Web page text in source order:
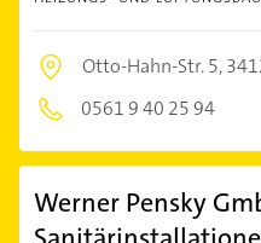
Otto-Hahn-Str. 5,
0561 9 40 25 94
Werner Pensky